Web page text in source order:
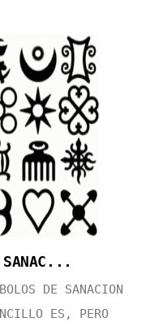
SANAC...
DE SANACION
ES, PERO